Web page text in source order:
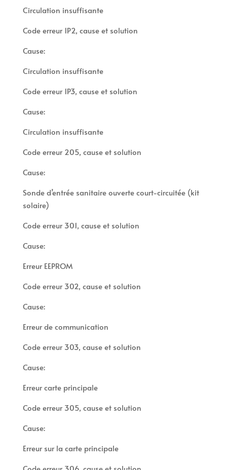
Circulation insuffisante
Code erreur 1P2, cause et solution
Cause:
Circulation insuffisante
Code erreur 1P3, cause et solution
Cause:
Circulation insuffisante
Code erreur 205, cause et solution
Cause:
Sonde d’entrée sanitaire ouverte court-circuitée (kit
solaire)
Code erreur 301, cause et solution
Cause:
Erreur EEPROM
Code erreur 302, cause et solution
Cause:
Erreur de communication
Code erreur 303, cause et solution
Cause:
Erreur carte principale
Code erreur 305, cause et solution
Cause:
Erreur sur la carte principale